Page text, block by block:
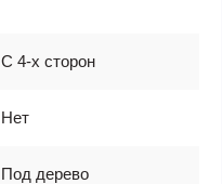
С 4-х сторон
Нет
Под дерево